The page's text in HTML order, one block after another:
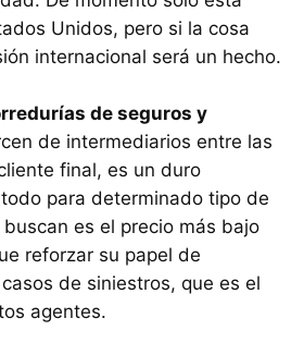
Unidos, pero si la cosa
internacional será un hecho.
de seguros y
de intermediarios entre las
final, es un duro
para determinado tipo de
es el precio más bajo
reforzar su papel de
de siniestros, que es el
agentes.